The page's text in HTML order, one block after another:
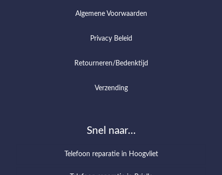
Algemene Voorwaarden
Privacy Beleid
Retourneren/Bedenktijd
Verzending
Snel naar…
Telefoon reparatie in Hoogvliet